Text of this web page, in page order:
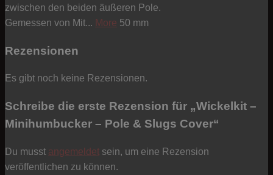
zwischen den beiden äußeren Pole.
Gemessen von Mit... More 50 mm
Rezensionen
Es gibt noch keine Rezensionen.
Schreibe die erste Rezension für „Wickelkit –
Minihumbucker – Pole & Slugs Cover“
Du musst angemeldet sein, um eine Rezension
veröffentlichen zu können.